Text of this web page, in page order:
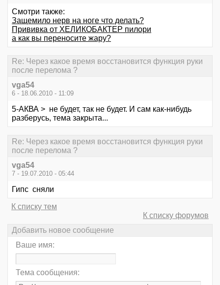
Смотри также:
Защемило нерв на ноге что делать?
Прививка от ХЕЛИКОБАКТЕР пилори
а как вы переносите жару?
Re: Через какое время восстановится функция руки
после перелома ?
vga54
6 - 18.06.2010 - 11:09
5-АКВА > не будет, так не будет. И сам как-нибудь
разберусь, тема закрыта...
Re: Через какое время восстановится функция руки
после перелома ?
vga54
7 - 19.07.2010 - 05:44
Гипс сняли
К списку тем
К списку форумов
Добавить новое сообщение
Ваше имя:
Тема сообщения: